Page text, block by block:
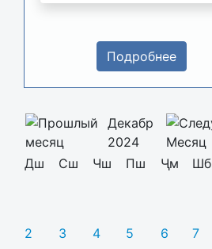
Подробнее
Декабр
2024
Дш
Сш Чш Пш Ҷм Шб
2 3 4 5 6 7